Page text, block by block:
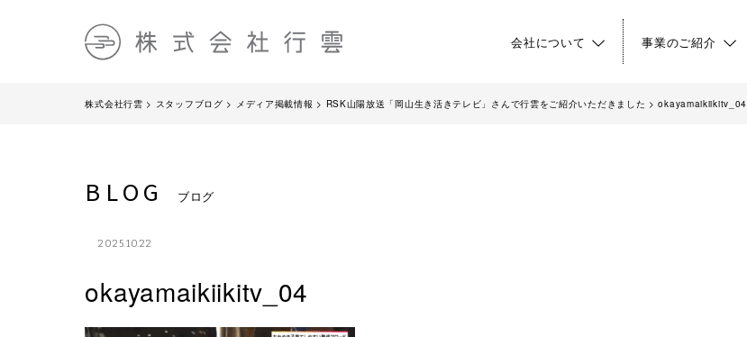
会社について 事業のご紹介
株式会社行雲 > スタッフブログ > メディア掲載情報 > RSK山陽放送「岡山生き活きテレビ」さんで行雲をご紹介いただきました >okayamaikiikitv_04
BLOG ブログ
2025.10.22
okayamaikiikitv_04